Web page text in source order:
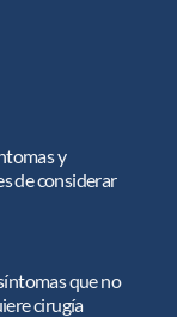
y
de considerar
que no
cirugía